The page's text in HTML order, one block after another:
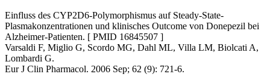
Einfluss des CYP2D6-Polymorphismus auf Steady-State-
Plasmakonzentrationen und klinisches Outcome von Donepezil bei
Alzheimer-Patienten. [ PMID 16845507 ]
Varsaldi F, Miglio G, Scordo MG, Dahl ML, Villa LM, Biolcati A,
Lombardi G.
Eur J Clin Pharmacol. 2006 Sep; 62 (9): 721-6.